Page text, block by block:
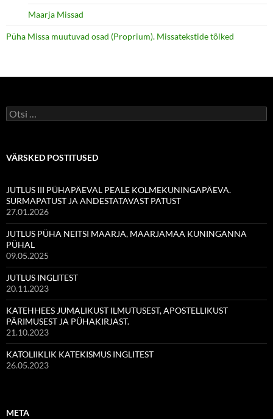
Maarja Missad
Püha Missa muutuvad osad (Proprium). Missatekstide tõlked
Otsi:
VÄRSKED POSTITUSED
JUTLUS III PÜHAPÄEVAL PEALE KOLMEKUNINGAPÄEVA.
SURMAPATUST JA ANDESTATAVAST PATUST
27.01.2026
JUTLUS PÜHA NEITSI MAARJA, MAARJAMAA KUNINGANNA
PÜHAL
09.05.2025
JUTLUS INGLITEST
20.11.2023
KATEHHEES JUMALIKUST ILMUTUSEST, APOSTELLIKUST
PÄRIMUSEST JA PÜHAKIRJAST.
21.10.2023
KATOLIIKLIK KATEKISMUS INGLITEST
26.05.2023
META